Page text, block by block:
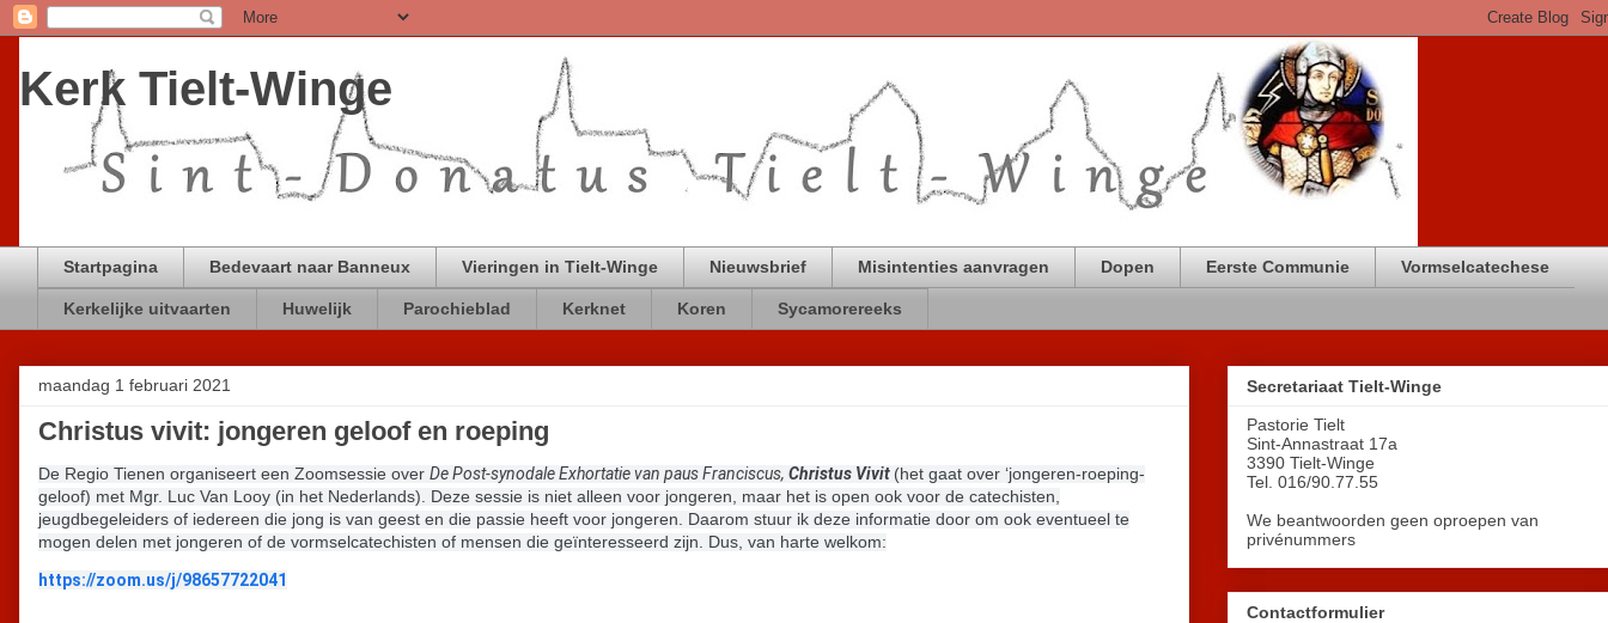
Kerk Tielt-Winge
Startpagina Bedevaart naar Banneux Vieringen in Tielt-Winge Nieuwsbrief Misintenties aanvragen Dopen Eerste Communie Vormselcatechese
Kerkelijke uitvaarten Huwelijk Parochieblad Kerknet Koren Sycamorereeks
maandag 1 februari 2021
Christus vivit: jongeren geloof en roeping
De Regio Tienen organiseert een Zoomsessie over De Post-synodale Exhortatie van paus Franciscus, Christus Vivit (het gaat over ‘jongeren-roeping-
geloof) met Mgr. Luc Van Looy (in het Nederlands). Deze sessie is niet alleen voor jongeren, maar het is open ook voor de catechisten,
jeugdbegeleiders of iedereen die jong is van geest en die passie heeft voor jongeren. Daarom stuur ik deze informatie door om ook eventueel te
mogen delen met jongeren of de vormselcatechisten of mensen die geïnteresseerd zijn. Dus, van harte welkom:
https://zoom.us/j/98657722041
Secretariaat Tielt-Winge
Pastorie Tielt
Sint-Annastraat 17a
3390 Tielt-Winge
Tel. 016/90.77.55
We beantwoorden geen oproepen van
privénummers
Contactformulier